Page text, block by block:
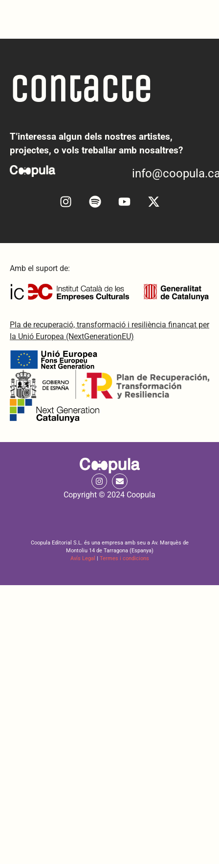
Contacte
T’interessa algun dels nostres artistes,
projectes, o vols treballar amb nosaltres?
Amb el suport de:
Pla de recuperació, transformació i resiliència finançat per
la Unió Europea (NextGenerationEU)
Copyright © 2024 Coopula
Coopula Editorial S.L. és una empresa amb seu a Av. Marquès de
Montoliu 14 de Tarragona (Espanya)
Avís Legal
Termes i condicions